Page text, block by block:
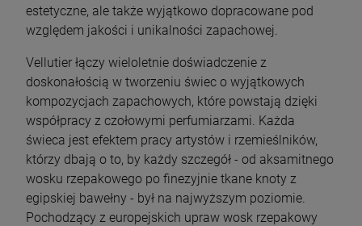
estetyczne, ale także wyjątkowo dopracowane pod
względem jakości i unikalności zapachowej.
Vellutier łączy wieloletnie doświadczenie z
doskonałością w tworzeniu świec o wyjątkowych
kompozycjach zapachowych, które powstają dzięki
współpracy z czołowymi perfumiarzami. Każda
świeca jest efektem pracy artystów i rzemieślników,
którzy dbają o to, by każdy szczegół - od aksamitnego
wosku rzepakowego po finezyjnie tkane knoty z
egipskiej bawełny - był na najwyższym poziomie.
Pochodzący z europejskich upraw wosk rzepakowy